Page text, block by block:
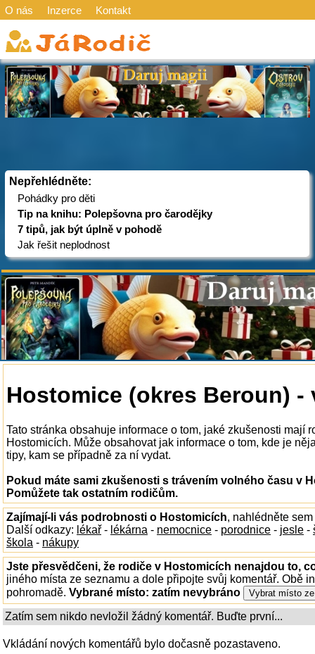
O nás Inzerce Kontakt
Nepřehlédněte:
Pohádky pro děti
Tip na knihu: Polepšovna pro čarodějky
7 tipů, jak být úplně v pohodě
Jak řešit neplodnost
Hostomice (okres Beroun) -
Tato stránka obsahuje informace o tom, jaké zkušenosti mají
Hostomicích. Může obsahovat jak informace o tom, kde je
tipy, kam se případně za ní vydat.
Pokud máte sami zkušenosti s trávením volného času v
Pomůžete tak ostatním rodičům.
Zajímají-li vás podrobnosti o Hostomicích, nahlédněte
Další odkazy: lékař - lékárna - nemocnice - porodnice - jesle -
škola - nákupy
Jste přesvědčeni, že rodiče v Hostomicích nenajdou to,
jiného místa ze seznamu a dole připojte svůj komentář. Obě
pohromadě. Vybrané místo: zatím nevybráno
Zatím sem nikdo nevložil žádný komentář. Buďte první...
Vkládání nových komentářů bylo dočasně pozastaveno.